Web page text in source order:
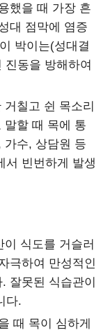
했을 때 가장 흔
대 점막에 염증
박이는(성대결
진동을 방해하여
칠고 쉰 목소리
말할 때 목에 통
가수, 상담원 등
서 빈번하게 발생
식도를 거슬러
극하여 만성적인
잘못된 식습관이
다.
때 목이 심하게